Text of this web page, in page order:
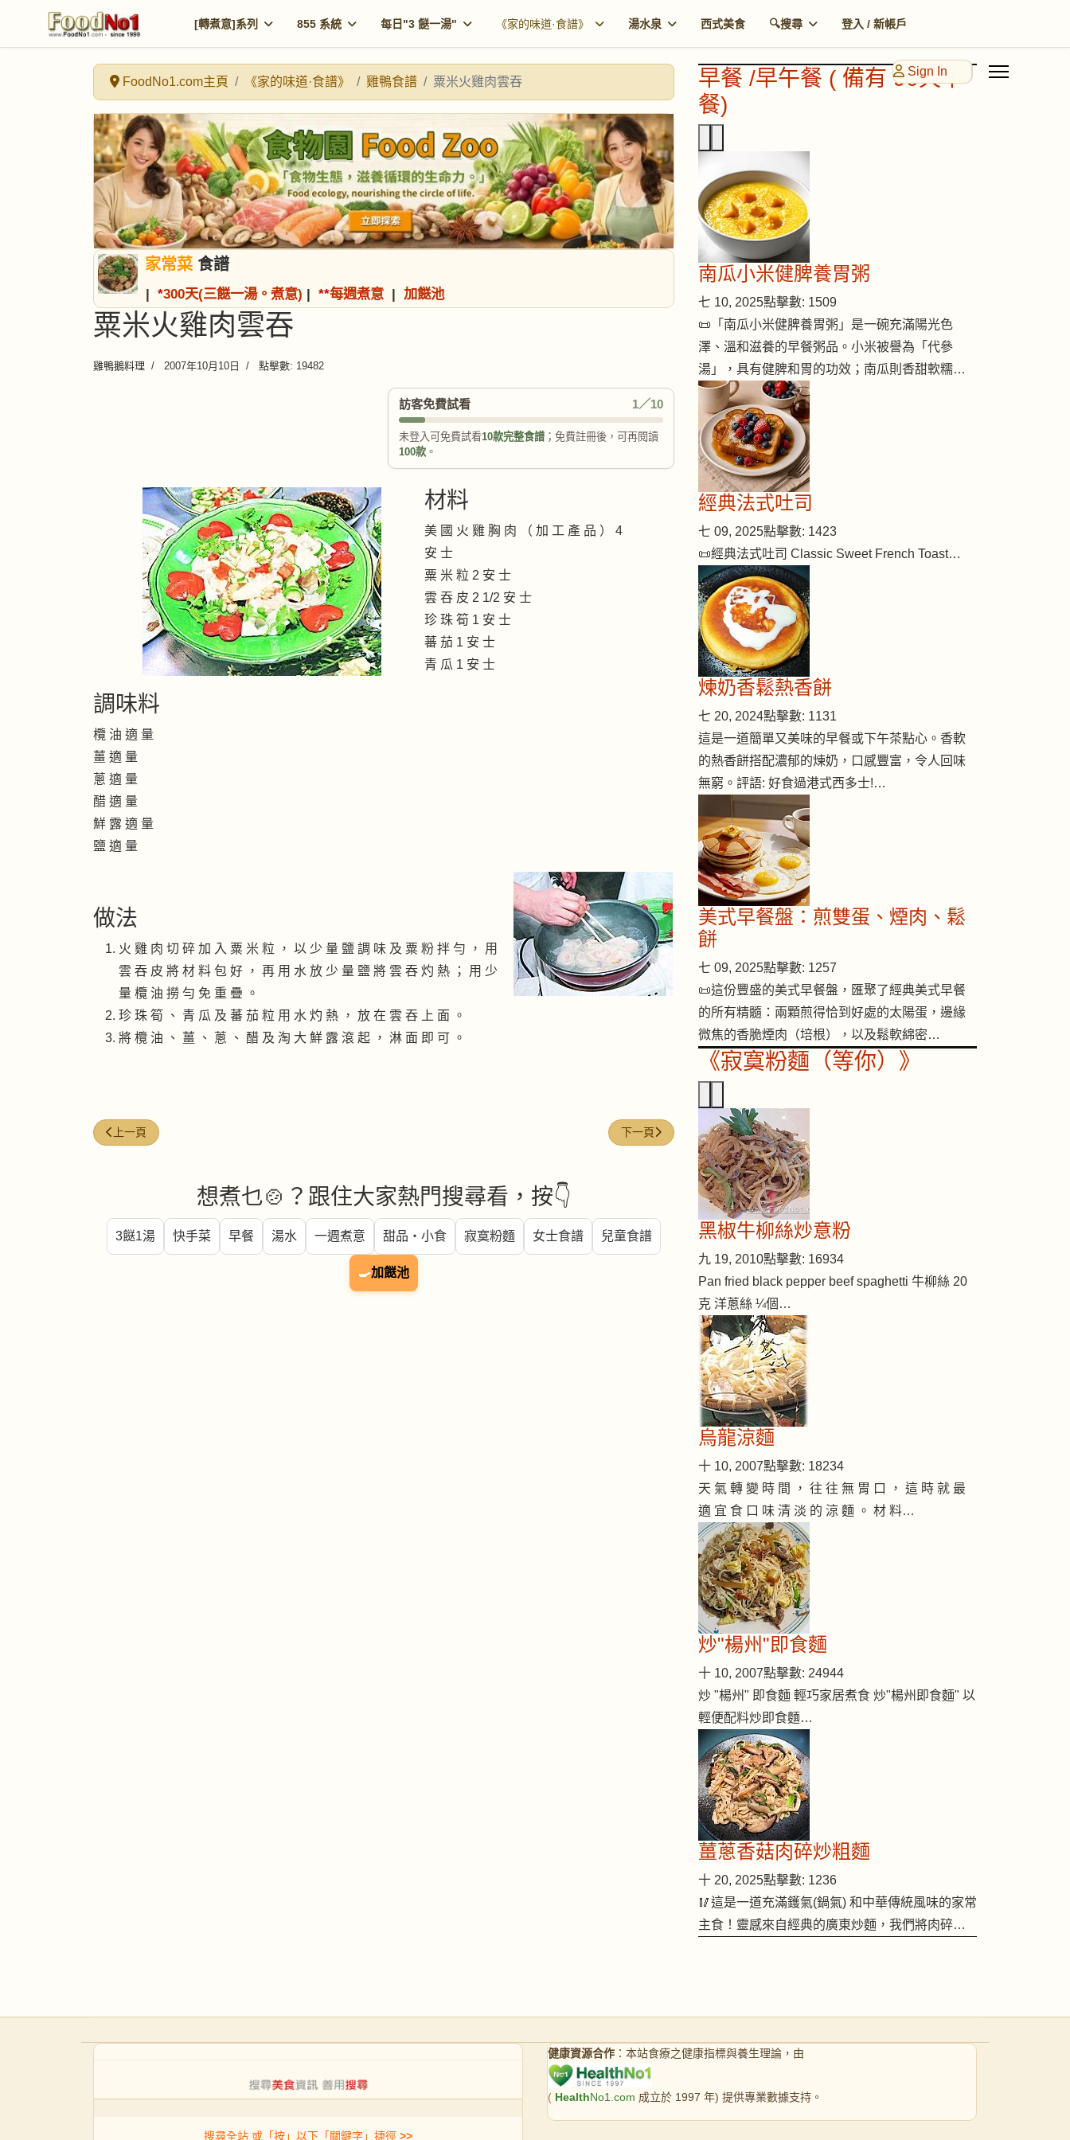
[轉煮意]系列 855 系統 每日"3 餸一湯" 《家的味道·食譜》 湯水泉 西式美食 🔍搜尋 登入 / 新帳戶
Sign In
FoodNo1.com主頁 《家的味道·食譜》 雞鴨食譜 粟米火雞肉雲吞
家常菜 食譜
| *300天(三餸一湯。煮意) | **每週煮意 | 加餸池
粟米火雞肉雲吞
雞鴨鵝料理 2007年10月10日 點擊數: 19482
訪客免費試看 1／10
未登入可免費試看10款完整食譜 ；免費註冊後，可再閱讀
100款 。
材料
美 國 火 雞 胸 肉 （ 加 工 產 品 ） 4
安 士
粟 米 粒 2 安 士
雲 吞 皮 2 1/2 安 士
珍 珠 筍 1 安 士
蕃 茄 1 安 士
青 瓜 1 安 士
調味料
欖 油 適 量
薑 適 量
蔥 適 量
醋 適 量
鮮 露 適 量
鹽 適 量
做法
火 雞 肉 切 碎 加 入 粟 米 粒 ， 以 少 量 鹽 調 味 及 粟 粉 拌 勻 ， 用
雲 吞 皮 將 材 料 包 好 ， 再 用 水 放 少 量 鹽 將 雲 吞 灼 熱 ； 用 少
量 欖 油 撈 勻 免 重 疊 。
珍 珠 筍 、 青 瓜 及 蕃 茄 粒 用 水 灼 熱 ， 放 在 雲 吞 上 面 。
將 欖 油 、 薑 、 蔥 、 醋 及 淘 大 鮮 露 滾 起 ， 淋 面 即 可 。
上一篇文章: 杏香露筍雞柳
上一頁 下一篇文章: 提子乾燴燒鴨腿
下一頁
想煮乜🍲？跟住大家熱門搜尋看，按👇
3餸1湯 快手菜 早餐 湯水 一週煮意 甜品・小食 寂寞粉麵 女士食譜 兒童食譜
🍳加餸池
早餐 /早午餐 ( 備有 90天早
餐)
南瓜小米健脾養胃粥
七 10, 2025點擊數: 1509
📜「南瓜小米健脾養胃粥」是一碗充滿陽光色
澤、溫和滋養的早餐粥品。小米被譽為「代參
湯」，具有健脾和胃的功效；南瓜則香甜軟糯…
經典法式吐司
七 09, 2025點擊數: 1423
📜經典法式吐司 Classic Sweet French Toast…
煉奶香鬆熱香餅
七 20, 2024點擊數: 1131
這是一道簡單又美味的早餐或下午茶點心。香軟
的熱香餅搭配濃郁的煉奶，口感豐富，令人回味
無窮。評語: 好食過港式西多士!…
美式早餐盤：煎雙蛋、煙肉、鬆
餅
七 09, 2025點擊數: 1257
📜這份豐盛的美式早餐盤，匯聚了經典美式早餐
的所有精髓：兩顆煎得恰到好處的太陽蛋，邊緣
微焦的香脆煙肉（培根），以及鬆軟綿密…
《寂寞粉麵（等你）》
黑椒牛柳絲炒意粉
九 19, 2010點擊數: 16934
Pan fried black pepper beef spaghetti 牛柳絲 20
克 洋蔥絲 ¼個…
烏龍涼麵
十 10, 2007點擊數: 18234
天 氣 轉 變 時 間 ， 往 往 無 胃 口 ， 這 時 就 最
適 宜 食 口 味 清 淡 的 涼 麵 。 材 料…
炒"楊州"即食麵
十 10, 2007點擊數: 24944
炒 "楊州" 即食麵 輕巧家居煮食 炒"楊州即食麵" 以
輕便配料炒即食麵…
薑蔥香菇肉碎炒粗麵
十 20, 2025點擊數: 1236
🥢這是一道充滿鑊氣(鍋氣) 和中華傳統風味的家常
主食！靈感來自經典的廣東炒麵，我們將肉碎…
搜尋全站 或「按」以下「關鍵字」捷徑 >>
健康資源合作 ：本站食療之健康指標與養生理論，由
( HealthNo1.com 成立於 1997 年) 提供專業數據支持。